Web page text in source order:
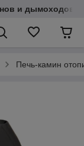
и дымоходов
Печь-камин